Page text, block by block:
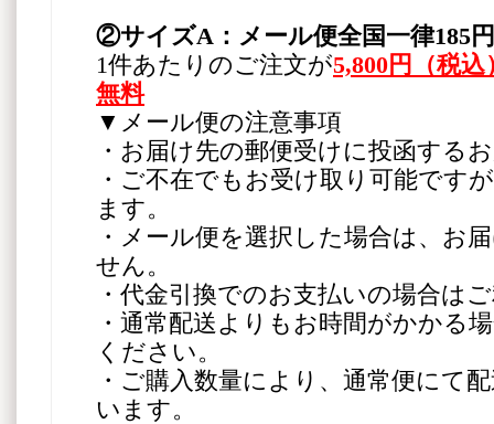
②サイズA：メール便全国一律185
1件あたりのご注文が5,800円（税
無料
▼メール便の注意事項
・お届け先の郵便受けに投函する
・ご不在でもお受け取り可能です
ます。
・メール便を選択した場合は、お
せん。
・代金引換でのお支払いの場合は
・通常配送よりもお時間がかかる
ください。
・ご購入数量により、通常便にて
います。